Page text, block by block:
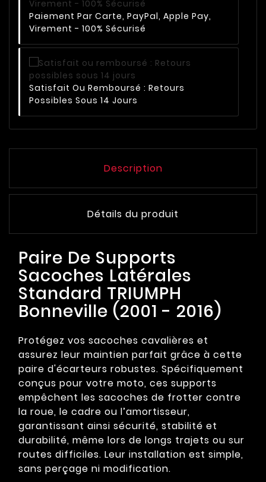
Paiement Par Carte, PayPal, Apple Pay,
Virement - 100% Sécurisé
Satisfait Ou Remboursé : Retours
Possibles Sous 14 Jours
Description
Détails du produit
Paire De Supports
Sacoches Latérales
Standard TRIUMPH
Bonneville (2001 - 2016)
Protégez vos sacoches cavalières et
assurez leur maintien parfait grâce à cette
paire d'écarteurs robustes. Spécifiquement
conçus pour votre moto, ces supports
empêchent les sacoches de frotter contre
la roue, le cadre ou l’amortisseur,
garantissant ainsi sécurité, stabilité et
durabilité, même lors de longs trajets ou sur
routes difficiles. Leur installation est simple,
sans perçage ni modification.